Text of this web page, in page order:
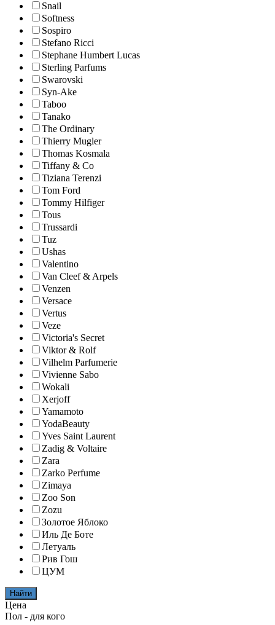
Snail
Softness
Sospiro
Stefano Ricci
Stephane Humbert Lucas
Sterling Parfums
Swarovski
Syn-Ake
Taboo
Tanako
The Ordinary
Thierry Mugler
Thomas Kosmala
Tiffany & Co
Tiziana Terenzi
Tom Ford
Tommy Hilfiger
Tous
Trussardi
Tuz
Ushas
Valentino
Van Cleef & Arpels
Venzen
Versace
Vertus
Veze
Victoria's Secret
Viktor & Rolf
Vilhelm Parfumerie
Vivienne Sabo
Wokali
Xerjoff
Yamamoto
YodaBeauty
Yves Saint Laurent
Zadig & Voltaire
Zara
Zarko Perfume
Zimaya
Zoo Son
Zozu
Золотое Яблоко
Иль Де Боте
Летуаль
Рив Гош
ЦУМ
Найти
Цена
Пол - для кого